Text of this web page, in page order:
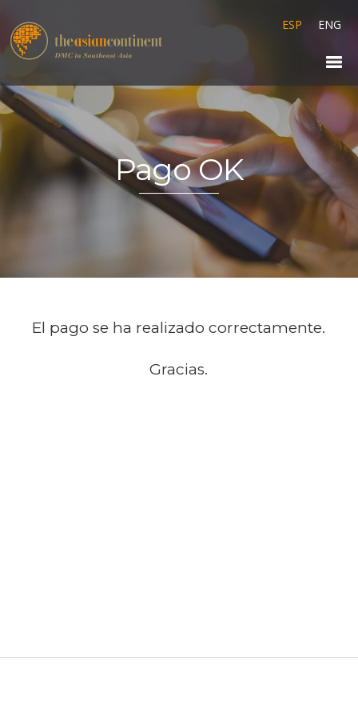
ESP ENG
Pago OK
El pago se ha realizado correctamente.
Gracias.